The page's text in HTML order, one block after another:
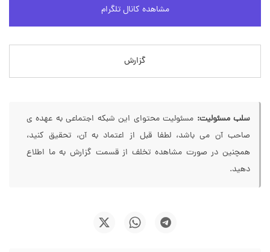
مشاهده کانال تلگرام
گزارش
سلب مسئولیت: مسئولیت محتوای این شبکه اجتماعی به عهده ی
صاحب آن می باشد، لطفا قبل از اعتماد به آن، تحقیق کنید،
همچنین در صورت مشاهده تخلف از قسمت گزارش به ما اطلاع
دهید.